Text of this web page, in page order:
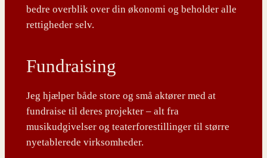
bedre overblik over din økonomi og beholder alle
rettigheder selv.
Fundraising
Jeg hjælper både store og små aktører med at
fundraise til deres projekter – alt fra
musikudgivelser og teaterforestillinger til større
nyetablerede virksomheder.